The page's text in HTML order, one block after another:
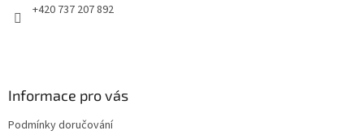
+420 737 207 892
Informace pro vás
Podmínky doručování